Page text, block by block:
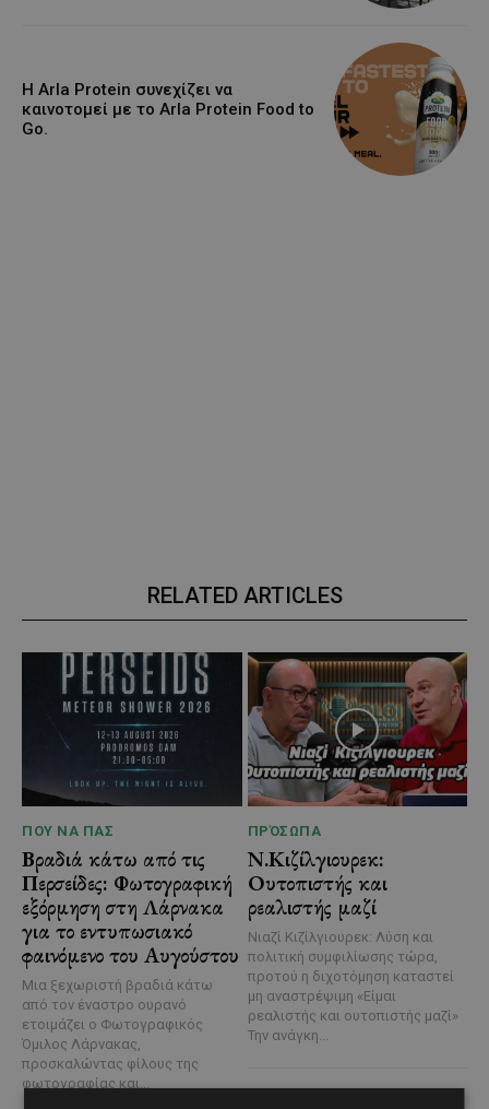
Η Arla Protein συνεχίζει να
καινοτομεί με το Arla Protein Food to
Go.
RELATED ARTICLES
ΠΟΥ ΝΑ ΠΑΣ
Βραδιά κάτω από τις
Περσείδες: Φωτογραφική
εξόρμηση στη Λάρνακα
για το εντυπωσιακό
φαινόμενο του Αυγούστου
Μια ξεχωριστή βραδιά κάτω
από τον έναστρο ουρανό
ετοιμάζει ο Φωτογραφικός
Όμιλος Λάρνακας,
προσκαλώντας φίλους της
φωτογραφίας και...
ΠΡΌΣΩΠΑ
Ν.Κιζίλγιουρεκ:
Ουτοπιστής και
ρεαλιστής μαζί
Νιαζί Κιζίλγιουρεκ: Λύση και
πολιτική συμφιλίωσης τώρα,
προτού η διχοτόμηση καταστεί
μη αναστρέψιμη «Είμαι
ρεαλιστής και ουτοπιστής μαζί»
Την ανάγκη...